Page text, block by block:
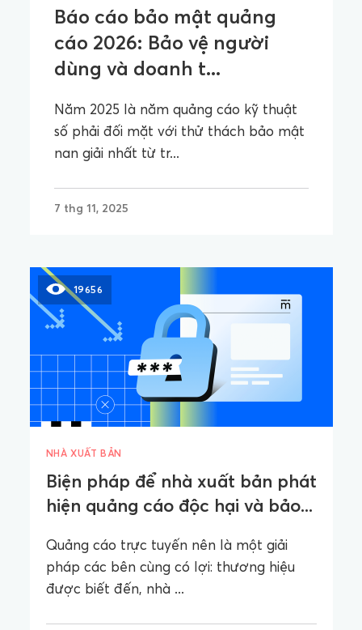
Báo cáo bảo mật quảng
cáo 2026: Bảo vệ người
dùng và doanh t...
Năm 2025 là năm quảng cáo kỹ thuật
số phải đối mặt với thử thách bảo mật
nan giải nhất từ ​​tr...
7 thg 11, 2025
19656
NHÀ XUẤT BẢN
Biện pháp để nhà xuất bản phát
hiện quảng cáo độc hại và bảo...
Quảng cáo trực tuyến nên là một giải
pháp các bên cùng có lợi: thương hiệu
được biết đến, nhà ...